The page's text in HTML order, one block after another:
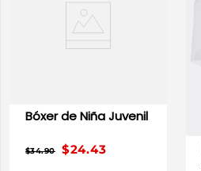
Bóxer de Niña Juvenil
$24.43
$34.90